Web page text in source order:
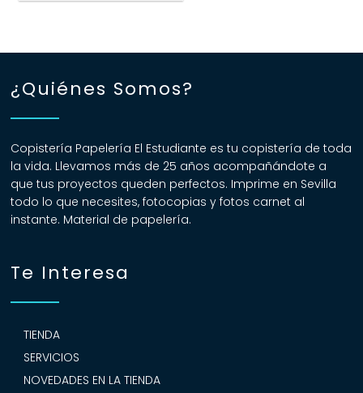
variantes.
Las
opciones
pueden
elegir
en
la
página
¿Quiénes Somos?
Copistería Papelería El Estudiante es tu copistería de toda
la vida. Llevamos más de 25 años acompañándote a
que tus proyectos queden perfectos. Imprime en Sevilla
todo lo que necesites, fotocopias y fotos carnet al
instante. Material de papelería.
Te Interesa
TIENDA
SERVICIOS
NOVEDADES EN LA TIENDA